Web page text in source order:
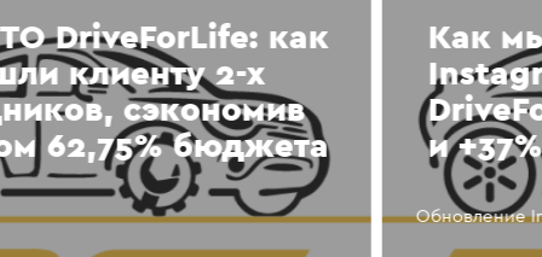
Как мы обновили
Instagram для СТО
DriveForLife: +55% охватов
и +37% аудитории
Обновление Instagram для СТО DriveForLife